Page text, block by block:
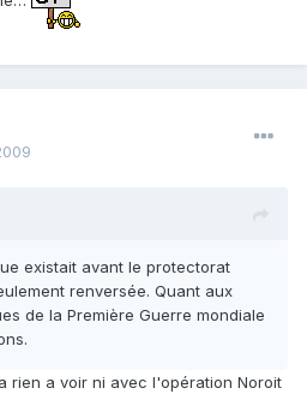
existait avant le protectorat
renversée. Quant aux
de la Première Guerre mondiale
rien a voir ni avec l'opération Noroit